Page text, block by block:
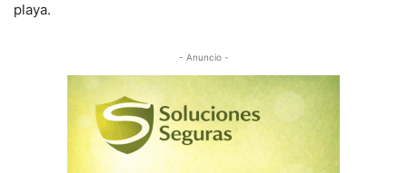
playa.
- Anuncio -